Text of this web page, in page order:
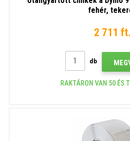
fehér,
2 711 ft.
db
RAKTÁRON VAN 50 ÉS